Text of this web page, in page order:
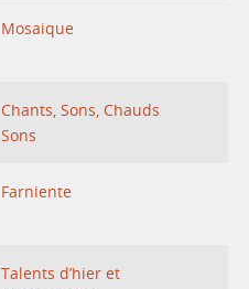
Mosaique
Chants, Sons, Chauds
Sons
Farniente
Talents d’hier et